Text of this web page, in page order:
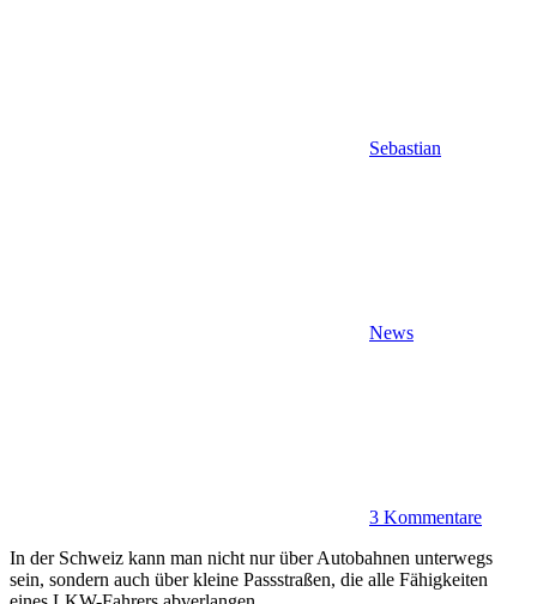
Sebastian
News
3 Kommentare
In der Schweiz kann man nicht nur über Autobahnen unterwegs
sein, sondern auch über kleine Passstraßen, die alle Fähigkeiten